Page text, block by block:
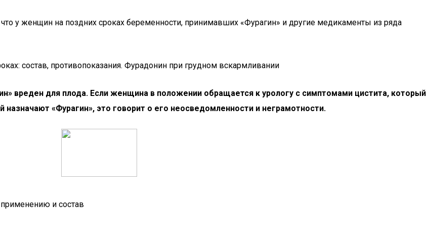
у женщин на поздних сроках беременности, принимавших «Фурагин» и другие медикаменты из ряда
вреден для плода. Если женщина в положении обращается к урологу с симптомами цистита, который
«Фурагин», это говорит о его неосведомленности и неграмотности.
и состав